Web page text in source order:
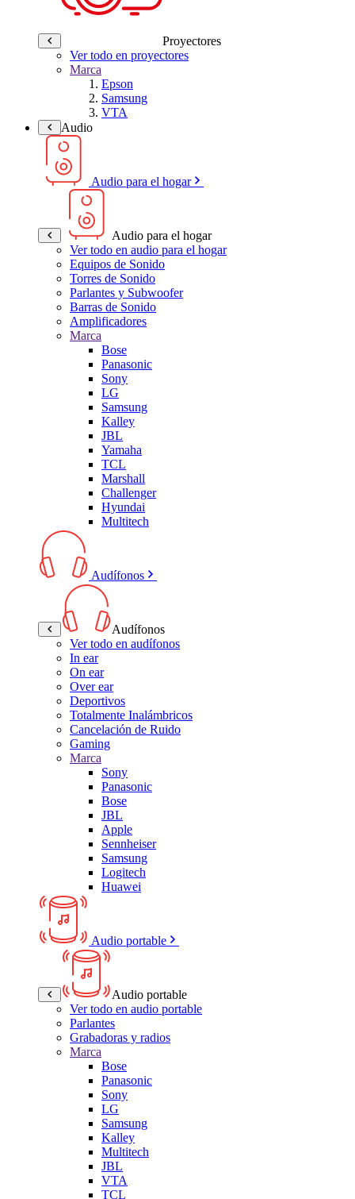
Proyectores
Ver todo en proyectores
Marca
Epson
Samsung
VTA
Audio
Audio para el hogar
Audio para el hogar
Ver todo en audio para el hogar
Equipos de Sonido
Torres de Sonido
Parlantes y Subwoofer
Barras de Sonido
Amplificadores
Marca
Bose
Panasonic
Sony
LG
Samsung
Kalley
JBL
Yamaha
TCL
Marshall
Challenger
Hyundai
Multitech
Audífonos
Audífonos
Ver todo en audífonos
In ear
On ear
Over ear
Deportivos
Totalmente Inalámbricos
Cancelación de Ruido
Gaming
Marca
Sony
Panasonic
Bose
JBL
Apple
Sennheiser
Samsung
Logitech
Huawei
Audio portable
Audio portable
Ver todo en audio portable
Parlantes
Grabadoras y radios
Marca
Bose
Panasonic
Sony
LG
Samsung
Kalley
Multitech
JBL
VTA
TCL